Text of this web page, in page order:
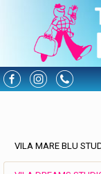
VILA MARE BLU